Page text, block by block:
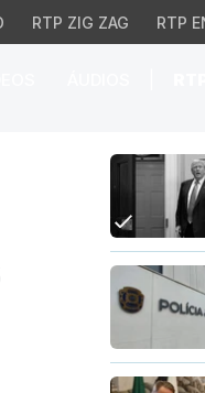
RTP ZIG ZAG RTP
e